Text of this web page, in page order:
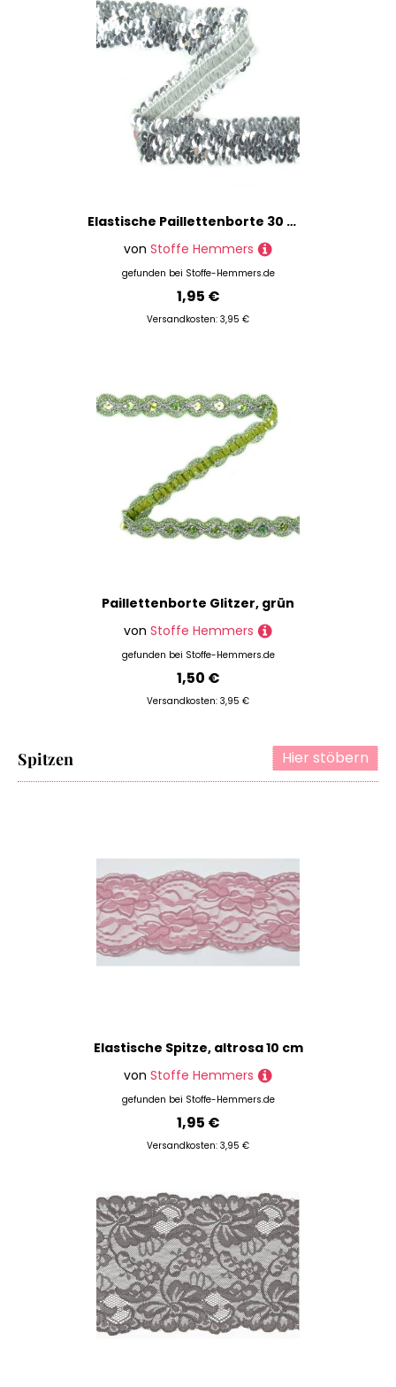
Elastische Paillettenborte 30 mm silber
von Stoffe Hemmers
gefunden bei Stoffe-Hemmers.de
1,95 €
Versandkosten: 3,95 €
Paillettenborte Glitzer, grün
von Stoffe Hemmers
gefunden bei Stoffe-Hemmers.de
1,50 €
Versandkosten: 3,95 €
Hier stöbern
Spitzen
Elastische Spitze, altrosa 10 cm
von Stoffe Hemmers
gefunden bei Stoffe-Hemmers.de
1,95 €
Versandkosten: 3,95 €